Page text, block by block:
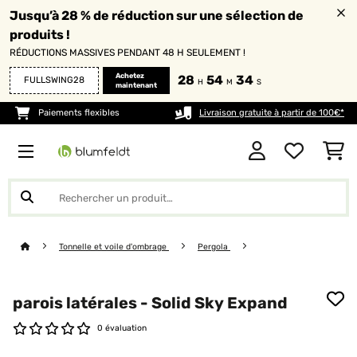
Jusqu’à 28 % de réduction sur une sélection de
produits !
RÉDUCTIONS MASSIVES PENDANT 48 H SEULEMENT !
FULLSWING28
Achetez
maintenant
28 H 54 M 33 S
Paiements flexibles Livraison gratuite à partir de 100€*
Tonnelle et voile d'ombrage Pergola
parois latérales - Solid Sky Expand
0 évaluation